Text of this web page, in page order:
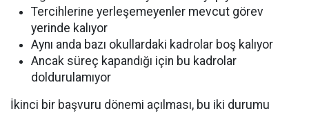
Tercihlerine yerleşemeyenler mevcut görev
yerinde kalıyor
Aynı anda bazı okullardaki kadrolar boş kalıyor
Ancak süreç kapandığı için bu kadrolar
doldurulamıyor
İkinci bir başvuru dönemi açılması, bu iki durumu